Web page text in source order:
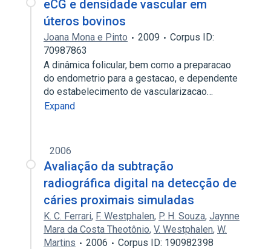
eCG e densidade vascular em
úteros bovinos
Joana Mona e Pinto 2009
Corpus ID:
70987863
A dinâmica folicular, bem como a preparacao
do endometrio para a gestacao, e dependente
do estabelecimento de vascularizacao…
Expand
2006
Avaliação da subtração
radiográfica digital na detecção de
cáries proximais simuladas
K. C. Ferrari, F. Westphalen, P. H. Souza, Jaynne
Mara da Costa Theotônio, V. Westphalen, W.
Martins
2006
Corpus ID: 190982398